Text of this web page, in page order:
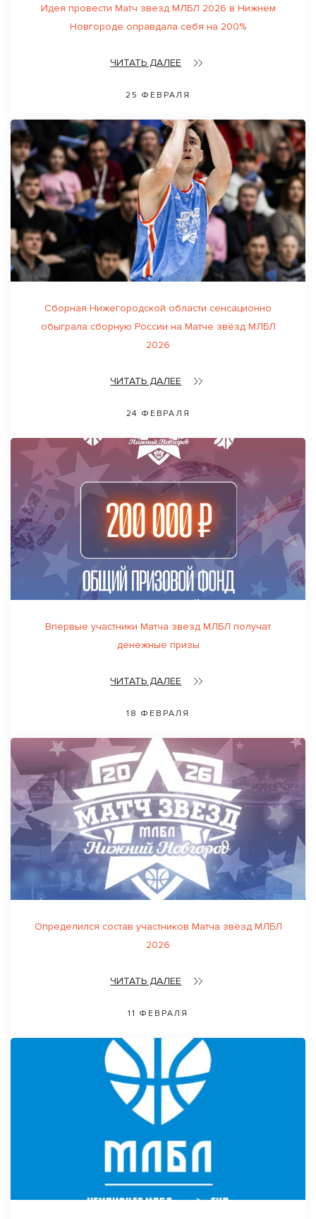
Идея провести Матч звезд МЛБЛ 2026 в Нижнем
Новгороде оправдала себя на 200%
ЧИТАТЬ ДАЛЕЕ
25 ФЕВРАЛЯ
Сборная Нижегородской области сенсационно
обыграла сборную России на Матче звёзд МЛБЛ
2026
ЧИТАТЬ ДАЛЕЕ
24 ФЕВРАЛЯ
Впервые участники Матча звезд МЛБЛ получат
денежные призы
ЧИТАТЬ ДАЛЕЕ
18 ФЕВРАЛЯ
Определился состав участников Матча звёзд МЛБЛ
2026
ЧИТАТЬ ДАЛЕЕ
11 ФЕВРАЛЯ